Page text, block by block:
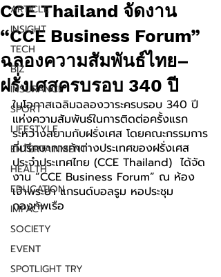
ARTICLE
INSIGHT
TECH
BIZ
INSURANCE
SPORT
LIFESTYLE
ENTERTAINMENT
HEALTH
EDUCATION
IMPACT
SOCIETY
EVENT
SPOTLIGHT TRY
CCE Thailand จัดงาน
“CCE Business Forum”
ฉลองความสัมพันธ์ไทย–
ฝรั่งเศสครบรอบ 340 ปี
ในโอกาสเฉลิมฉลองวาระครบรอบ 340 ปี
แห่งความสัมพันธ์ในการติดต่อครั้งแรก
ระหว่างสยามกับฝรั่งเศส โดยคณะกรรมการ
ที่ปรึกษาการค้าต่างประเทศของฝรั่งเศส
ประจำประเทศไทย (CCE Thailand)  ได้จัด
งาน “CCE Business Forum” ณ ห้อง
เจ้าพระยา แกรนด์บอลรูม หอประชุม
กองทัพเรือ